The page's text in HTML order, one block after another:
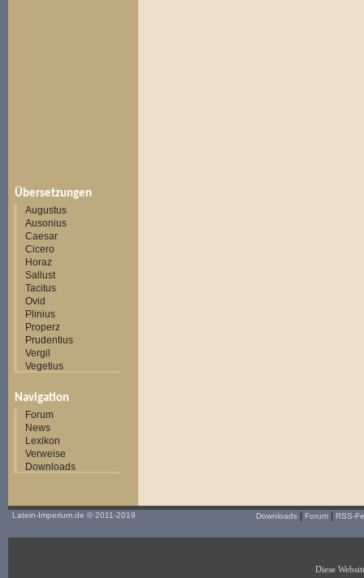
Übersetzungen
Augustus
Ausonius
Caesar
Cicero
Horaz
Sallust
Tacitus
Ovid
Plinius
Properz
Prudentius
Vergil
Vegetius
Navigation
Forum
News
Lexikon
Verweise
Downloads
Latein-Imperium.de © 2011-2019 Downloads Forum RSS-
Diese